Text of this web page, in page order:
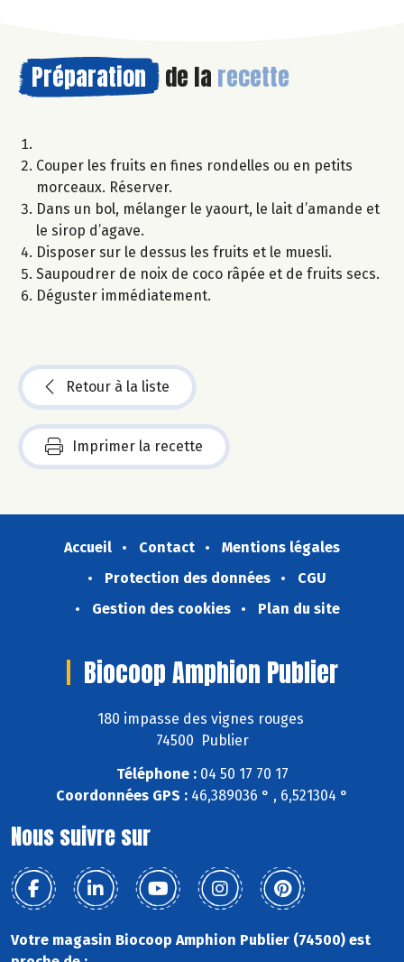
Préparation de la recette
Couper les fruits en fines rondelles ou en petits
morceaux. Réserver.
Dans un bol, mélanger le yaourt, le lait d’amande et
le sirop d’agave.
Disposer sur le dessus les fruits et le muesli.
Saupoudrer de noix de coco râpée et de fruits secs.
Déguster immédiatement.
Retour à la liste
Imprimer la recette
Accueil Contact
Mentions légales
Protection des données
CGU
Gestion des cookies
Plan du site
Biocoop Amphion Publier
180 impasse des vignes rouges
74500 Publier
Téléphone :04 50 17 70 17
Coordonnées GPS : 46,389036 ° , 6,521304 °
Nous suivre sur
Votre magasin Biocoop Amphion Publier (74500) est